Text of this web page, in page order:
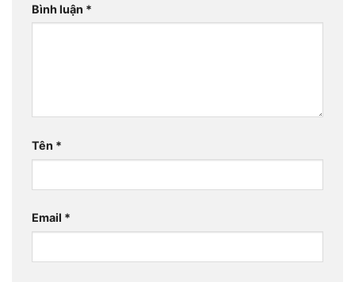
Bình luận *
Tên *
Email *